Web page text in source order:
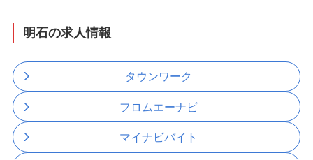
明石の求人情報
タウンワーク
フロムエーナビ
マイナビバイト